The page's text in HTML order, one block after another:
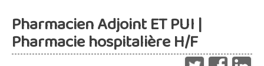
Pharmacien Adjoint ET PUI |
Pharmacie hospitalière H/F